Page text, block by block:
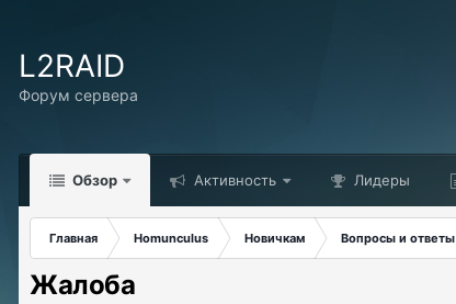
L2RAID
Форум сервера
Обзор Активность Лидеры
Главная Homunculus Новичкам Вопросы и ответы
Жалоба